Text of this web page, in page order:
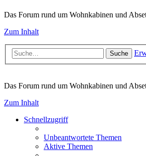
Das Forum rund um Wohnkabinen und
Zum Inhalt
Suche
Das Forum rund um Wohnkabinen und
Zum Inhalt
Schnellzugriff
Unbeantwortete Themen
Aktive Themen